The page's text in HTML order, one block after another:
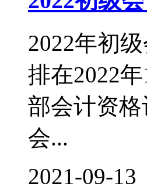
2022年初
排在2022
部会计资格
会...
2021-09-13